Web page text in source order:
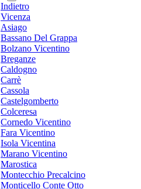
Indietro
Vicenza
Asiago
Bassano Del Grappa
Bolzano Vicentino
Breganze
Caldogno
Carrè
Cassola
Castelgomberto
Colceresa
Cornedo Vicentino
Fara Vicentino
Isola Vicentina
Marano Vicentino
Marostica
Montecchio Precalcino
Monticello Conte Otto